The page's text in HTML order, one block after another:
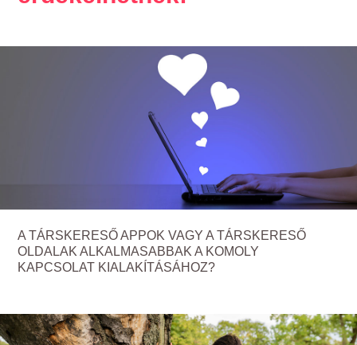
A TÁRSKERESŐ APPOK VAGY A TÁRSKERESŐ
OLDALAK ALKALMASABBAK A KOMOLY
KAPCSOLAT KIALAKÍTÁSÁHOZ?